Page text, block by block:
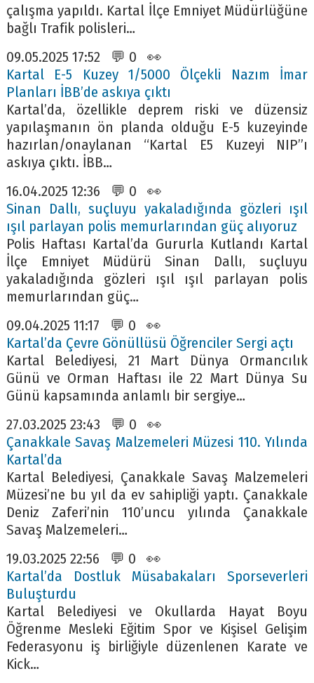
çalışma yapıldı. Kartal İlçe Emniyet Müdürlüğüne
bağlı Trafik polisleri…
09.05.2025 17:52 💬 0 👀
Kartal E-5 Kuzey 1/5000 Ölçekli Nazım İmar
Planları İBB’de askıya çıktı
Kartal’da, özellikle deprem riski ve düzensiz
yapılaşmanın ön planda olduğu E-5 kuzeyinde
hazırlan/onaylanan “Kartal E5 Kuzeyi NIP”ı
askıya çıktı. İBB…
16.04.2025 12:36 💬 0 👀
Sinan Dallı, suçluyu yakaladığında gözleri ışıl
ışıl parlayan polis memurlarından güç alıyoruz
Polis Haftası Kartal’da Gururla Kutlandı Kartal
İlçe Emniyet Müdürü Sinan Dallı, suçluyu
yakaladığında gözleri ışıl ışıl parlayan polis
memurlarından güç…
09.04.2025 11:17 💬 0 👀
Kartal’da Çevre Gönüllüsü Öğrenciler Sergi açtı
Kartal Belediyesi, 21 Mart Dünya Ormancılık
Günü ve Orman Haftası ile 22 Mart Dünya Su
Günü kapsamında anlamlı bir sergiye…
27.03.2025 23:43 💬 0 👀
Çanakkale Savaş Malzemeleri Müzesi 110. Yılında
Kartal’da
Kartal Belediyesi, Çanakkale Savaş Malzemeleri
Müzesi’ne bu yıl da ev sahipliği yaptı. Çanakkale
Deniz Zaferi’nin 110’uncu yılında Çanakkale
Savaş Malzemeleri…
19.03.2025 22:56 💬 0 👀
Kartal’da Dostluk Müsabakaları Sporseverleri
Buluşturdu
Kartal Belediyesi ve Okullarda Hayat Boyu
Öğrenme Mesleki Eğitim Spor ve Kişisel Gelişim
Federasyonu iş birliğiyle düzenlenen Karate ve
Kick…